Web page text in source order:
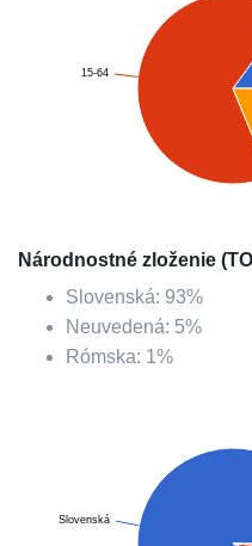
15-64
Národnostné zloženie
Slovenská: 93%
Neuvedená: 5%
Rómska: 1%
Slovenská